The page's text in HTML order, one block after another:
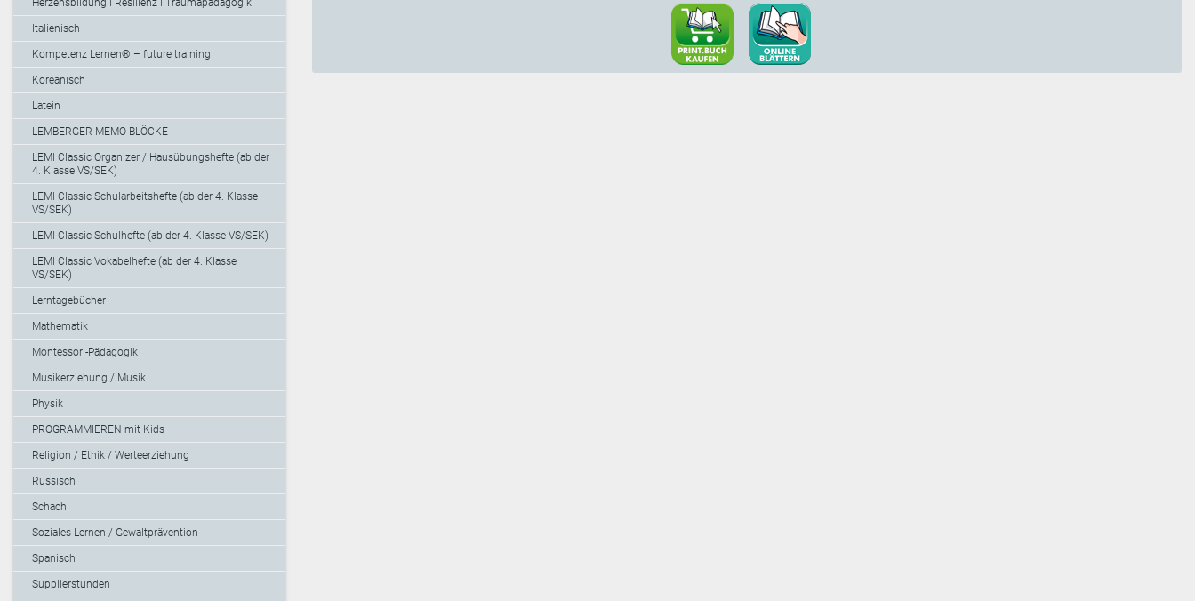
Herzensbildung I Resilienz I Traumapädagogik
Italienisch
Kompetenz Lernen® – future training
Koreanisch
Latein
LEMBERGER MEMO-BLÖCKE
LEMI Classic Organizer / Hausübungshefte (ab der
4. Klasse VS/SEK)
LEMI Classic Schularbeitshefte (ab der 4. Klasse
VS/SEK)
LEMI Classic Schulhefte (ab der 4. Klasse VS/SEK)
LEMI Classic Vokabelhefte (ab der 4. Klasse
VS/SEK)
Lerntagebücher
Mathematik
Montessori-Pädagogik
Musikerziehung / Musik
Physik
PROGRAMMIEREN mit Kids
Religion / Ethik / Werteerziehung
Russisch
Schach
Soziales Lernen / Gewaltprävention
Spanisch
Supplierstunden